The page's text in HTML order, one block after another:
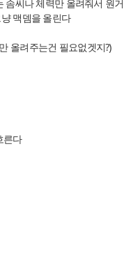
솜씨나 체력만 올려줘서 원거
맥뎀을 올린다
올려주는건 필요없겟지?)
른다